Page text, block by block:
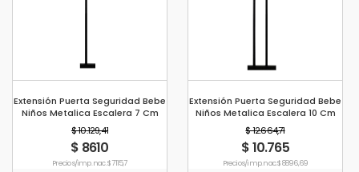
Extensión Puerta Seguridad Bebe
Niños Metalica Escalera 7 Cm
Negro
$ 10.129,41
$ 8610
Precio s/imp. nac. $ 7115,7
Extensión Puerta Seguridad Bebe
Niños Metalica Escalera 10 Cm
Negro
$ 12.664,71
$ 10.765
Precio s/imp. nac. $ 8896,69